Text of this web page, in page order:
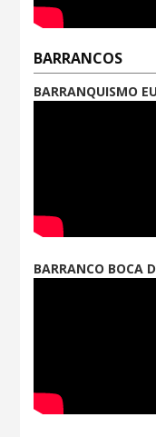
BARRANCOS
BARRANQUISMO
BARRANCO BOCA